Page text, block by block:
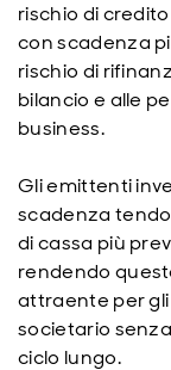
rischio di
con scadenza
rischio di
bilancio e alle
business.
Gli emittenti
scadenza
di cassa più
rendendo
attraente per
societario
ciclo lungo.